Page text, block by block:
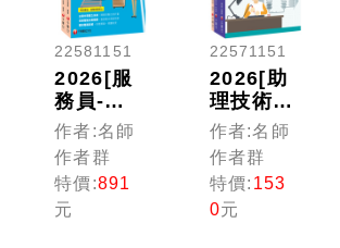
22581151
2026[服
務員-事
務管理]
國營臺鐵
公司從業
人員甄試
佐級課文
作者:名師
作者群
特價:891
元
22571151
2026[助
理技術
員-電機]
國營臺鐵
公司從業
人員甄試
佐級課文
作者:名師
作者群
特價: 153
0元